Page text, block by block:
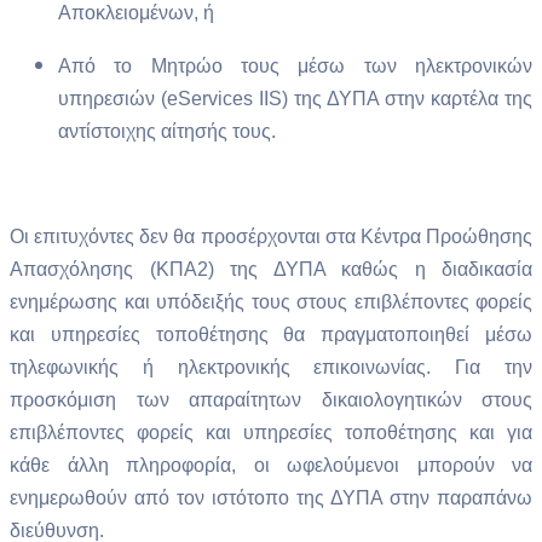
Αποκλειομένων, ή
Από το Μητρώο τους μέσω των ηλεκτρονικών
υπηρεσιών (eServices IIS) της ΔΥΠΑ στην καρτέλα της
αντίστοιχης αίτησής τους.
Οι επιτυχόντες δεν θα προσέρχονται στα Κέντρα Προώθησης
Απασχόλησης (ΚΠΑ2)της ΔΥΠΑ καθώς η διαδικασία
ενημέρωσης και υπόδειξής τους στους επιβλέποντες φορείς
και υπηρεσίες τοποθέτησης θα πραγματοποιηθεί μέσω
τηλεφωνικής ή ηλεκτρονικής επικοινωνίας. Για την
προσκόμιση των απαραίτητων δικαιολογητικών στους
επιβλέποντες φορείς και υπηρεσίες τοποθέτησης και για
κάθε άλλη πληροφορία, οι ωφελούμενοι μπορούν να
ενημερωθούν από τον ιστότοπο της ΔΥΠΑ στην παραπάνω
διεύθυνση.